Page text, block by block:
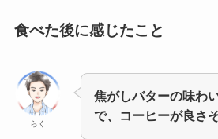
食べた後に感じたこと
らく
焦がしバターの味わ
で、コーヒーが良さ